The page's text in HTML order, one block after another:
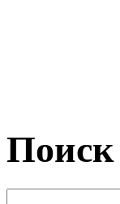
Поиск